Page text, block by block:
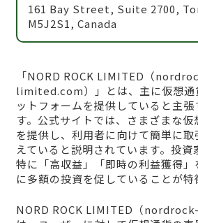
161 Bay Street, Suite 2700,
M5J2S1, Canada
「NORD ROCK LIMITED（
limited.com）」とは、主に仮想通
ットフォームを提供していると主
す。公式サイトでは、さまざまな
を提供し、利用者に向けて簡単に
えていると説明されています。投資
特に「高収益」「即時の利益獲得
に多額の投資を促していることが特
NORD ROCK LIMITED（